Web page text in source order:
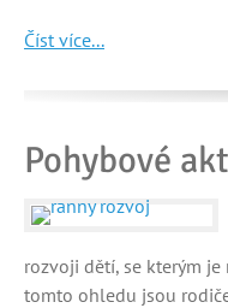
Číst více...
Pohybové
rozvoji dětí, se kterým je
tomto ohledu jsou